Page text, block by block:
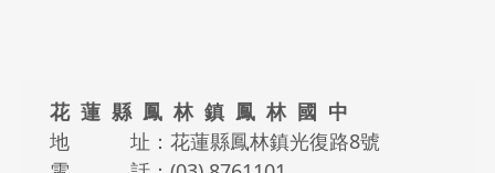
花 蓮 縣 鳳 林 鎮 鳳 林 國 中
地 址：花蓮縣鳳林鎮光復路8號